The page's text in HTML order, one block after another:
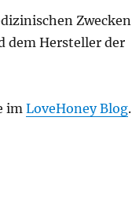
Zwecken
dem Hersteller der
im LoveHoney Blog.